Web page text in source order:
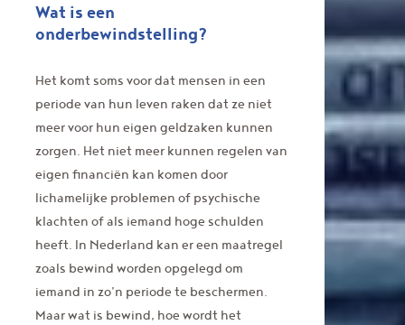
Wat is een
onderbewindstelling?
Het komt soms voor dat mensen in een
periode van hun leven raken dat ze niet
meer voor hun eigen geldzaken kunnen
zorgen. Het niet meer kunnen regelen van
eigen financiën kan komen door
lichamelijke problemen of psychische
klachten of als iemand hoge schulden
heeft. In Nederland kan er een maatregel
zoals bewind worden opgelegd om
iemand in zo’n periode te beschermen.
Maar wat is bewind, hoe wordt het